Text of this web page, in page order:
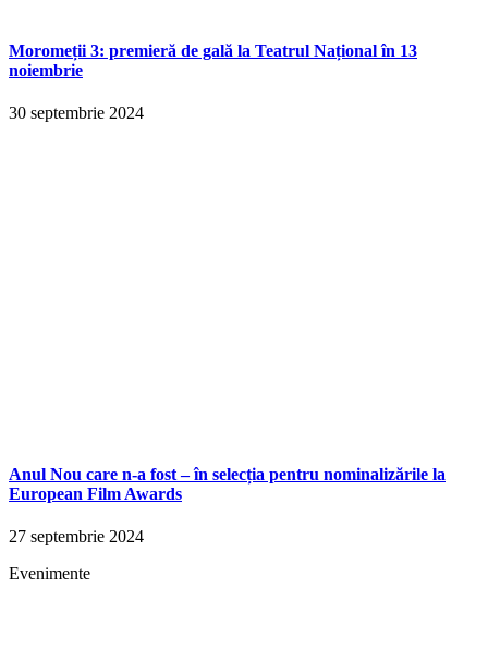
Moromeții 3: premieră de gală la Teatrul Național în 13
noiembrie
30 septembrie 2024
Anul Nou care n-a fost – în selecția pentru nominalizările la
European Film Awards
27 septembrie 2024
Evenimente